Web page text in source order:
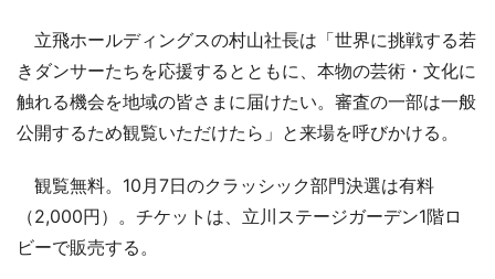
立飛ホールディングスの村山社長は「世界に挑戦する若
きダンサーたちを応援するとともに、本物の芸術・文化に
触れる機会を地域の皆さまに届けたい。審査の一部は一般
公開するため観覧いただけたら」と来場を呼びかける。
観覧無料。10月7日のクラッシック部門決選は有料
（2,000円）。チケットは、立川ステージガーデン1階ロ
ビーで販売する。